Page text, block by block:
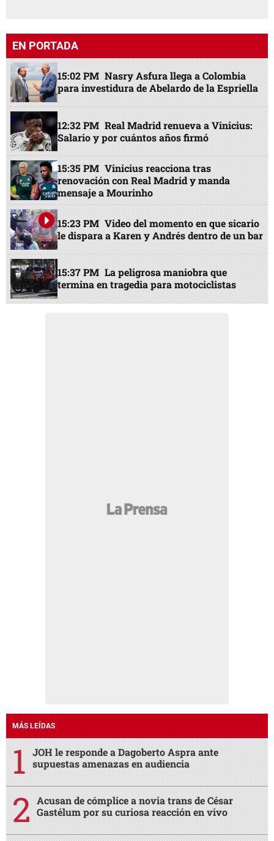
EN PORTADA
15:02 PM Nasry Asfura llega a Colombia
para investidura de Abelardo de la Espriella
12:32 PM Real Madrid renueva a Vinicius:
Salario y por cuántos años firmó
15:35 PM Vinicius reacciona tras
renovación con Real Madrid y manda
mensaje a Mourinho
15:23 PM Video del momento en que sicario
le dispara a Karen y Andrés dentro de un bar
15:37 PM La peligrosa maniobra que
termina en tragedia para motociclistas
MÁS LEÍDAS
JOH le responde a Dagoberto Aspra ante
supuestas amenazas en audiencia
Acusan de cómplice a novia trans de César
Gastélum por su curiosa reacción en vivo